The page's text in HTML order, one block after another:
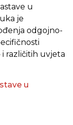
u
je
odgojno-
različitih uvjeta
u